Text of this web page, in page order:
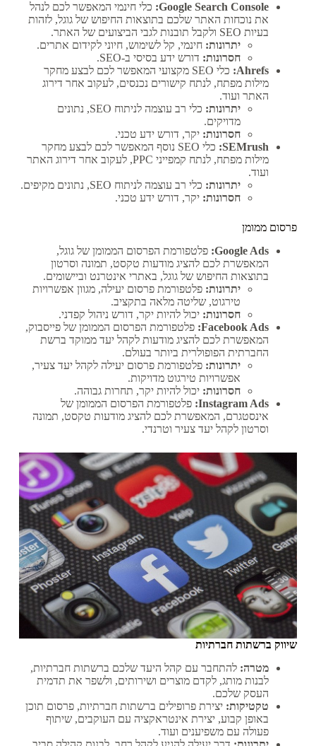
Google Search Console: כלי חינמי המאפשר לכם לנהל
את נוכחות האתר שלכם בתוצאות החיפוש של גוגל, לזהות
בעיות SEO ולקבל תובנות לגבי הביצועים של האתר.
יתרונות: חינמי, קל לשימוש, חיוני לקידום אתרים.
חסרונות: דורש ידע בסיסי ב-SEO.
Ahrefs:
כלי SEO מקצועי המאפשר לכם לבצע מחקר
מילות מפתח, לנתח קישורים נכנסים, לעקוב אחר דירוג
האתר ועוד.
יתרונות:
כלי רב עוצמה לניתוח SEO, נתונים
מדויקים.
חסרונות: יקר, דורש ידע טכני.
SEMrush:
כלי SEO נוסף המאפשר לכם לבצע מחקר
מילות מפתח, לנתח קמפייני PPC, לעקוב אחר דירוג האתר
ועוד.
יתרונות: כלי רב עוצמה לניתוח SEO, נתונים מקיפים.
חסרונות: יקר, דורש ידע טכני.
פרסום ממומן
Google Ads: פלטפורמת הפרסום הממומן של גוגל,
המאפשרת לכם להציג מודעות טקסט, תמונה וסרטון
בתוצאות החיפוש של גוגל, באתרי אינטרנט וביישומים.
יתרונות: פלטפורמת פרסום יעילה, מגוון אפשרויות
טירגוט, שליטה מלאה בתקציב.
חסרונות: יכול להיות יקר, דורש ניהול קפדני.
Facebook Ads: פלטפורמת הפרסום הממומן של פייסבוק,
המאפשרת לכם להציג מודעות לקהל יעד ממוקד ברשת
החברתית הפופולרית ביותר בעולם.
יתרונות: פלטפורמת פרסום יעילה לקהל יעד צעיר,
אפשרויות טירגוט מדויקות.
חסרונות: יכול להיות יקר, תחרות גבוהה.
Instagram Ads: פלטפורמת הפרסום הממומן של
אינסטגרם, המאפשרת לכם להציג מודעות טקסט, תמונה
וסרטון לקהל יעד צעיר וטרנדי.
שיווק ברשתות חברתיות
מטרה: להתחבר עם קהל היעד שלכם ברשתות חברתיות,
לבנות מותג, לקדם מוצרים ושירותים, ולשפר את תדמית
העסק שלכם.
טקטיקות: יצירת פרופילים ברשתות חברתיות, פרסום תוכן
באופן קבוע, יצירת אינטראקציה עם העוקבים, שיתוף
פעולה עם משפיענים ועוד.